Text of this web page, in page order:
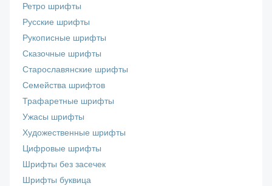
Ретро шрифты
Русские шрифты
Рукописные шрифты
Сказочные шрифты
Старославянские шрифты
Семейства шрифтов
Трафаретные шрифты
Ужасы шрифты
Художественные шрифты
Цифровые шрифты
Шрифты без засечек
Шрифты буквица